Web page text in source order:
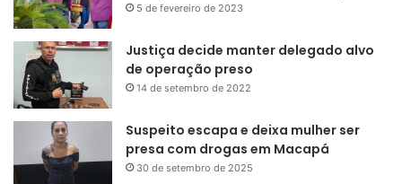
5 de fevereiro de 2023
Justiça decide manter delegado alvo
de operação preso
14 de setembro de 2022
Suspeito escapa e deixa mulher ser
presa com drogas em Macapá
30 de setembro de 2025